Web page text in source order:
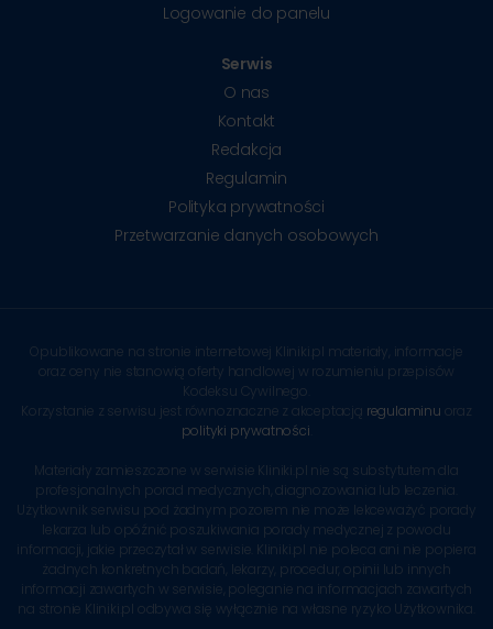
Logowanie do panelu
Serwis
O nas
Kontakt
Redakcja
Regulamin
Polityka prywatności
Przetwarzanie danych osobowych
Opublikowane na stronie internetowej Kliniki.pl materiały, informacje
oraz ceny nie stanowią oferty handlowej w rozumieniu przepisów
Kodeksu Cywilnego.
Korzystanie z serwisu jest równoznaczne z akceptacją regulaminu oraz
polityki prywatności
Materiały zamieszczone w serwisie Kliniki.pl nie są substytutem dla
profesjonalnych porad medycznych, diagnozowania lub leczenia.
Użytkownik serwisu pod żadnym pozorem nie może lekceważyć porady
lekarza lub opóźnić poszukiwania porady medycznej z powodu
informacji, jakie przeczytał w serwisie. Kliniki.pl nie poleca ani nie popiera
żadnych konkretnych badań, lekarzy, procedur, opinii lub innych
informacji zawartych w serwisie, poleganie na informacjach zawartych
na stronie Kliniki.pl odbywa się wyłącznie na własne ryzyko Użytkownika.